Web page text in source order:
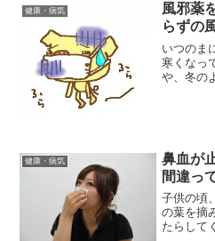
健康・病気
風邪薬
らずの
いつのま
寒くなっ
や、冬の
健康・病気
鼻血が
間違っ
子供の頃
の葉を摘
たらして